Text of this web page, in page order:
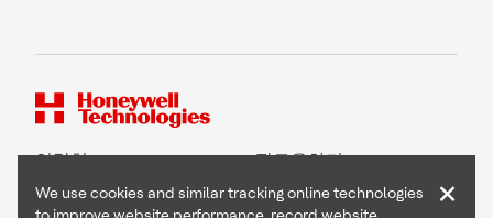
연락처 팔로우하기
We use cookies and similar tracking online technologies
×